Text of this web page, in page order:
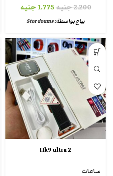
2.200جنيه1.775جنيه
يباع بواسطة:Stor doums
Hk9 ultra 2
ساعات